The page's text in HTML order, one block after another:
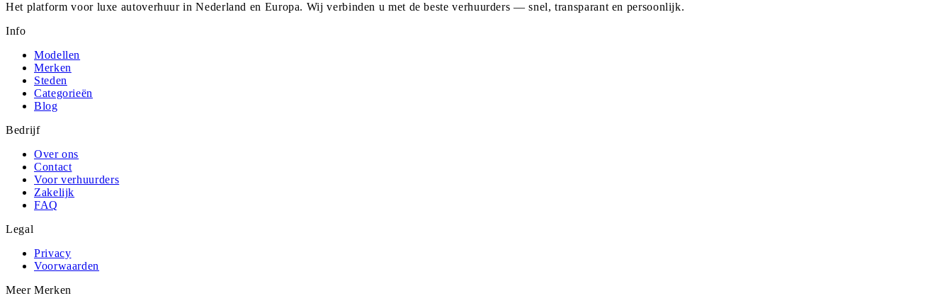
Het platform voor luxe autoverhuur in Nederland en Europa. Wij verbinden u met de beste verhuurders — snel, transparant en persoonlijk.
Info
Modellen
Merken
Steden
Categorieën
Blog
Bedrijf
Over ons
Contact
Voor verhuurders
Zakelijk
FAQ
Legal
Privacy
Voorwaarden
Meer Merken